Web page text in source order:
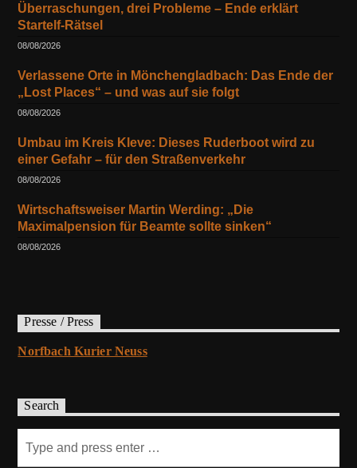
Überraschungen, drei Probleme – Ende erklärt
Startelf-Rätsel
08/08/2026
Verlassene Orte in Mönchengladbach: Das Ende der
„Lost Places“ – und was auf sie folgt
08/08/2026
Umbau im Kreis Kleve: Dieses Ruderboot wird zu
einer Gefahr – für den Straßenverkehr
08/08/2026
Wirtschaftsweiser Martin Werding: „Die
Maximalpension für Beamte sollte sinken“
08/08/2026
Presse / Press
Norfbach Kurier Neuss
Search